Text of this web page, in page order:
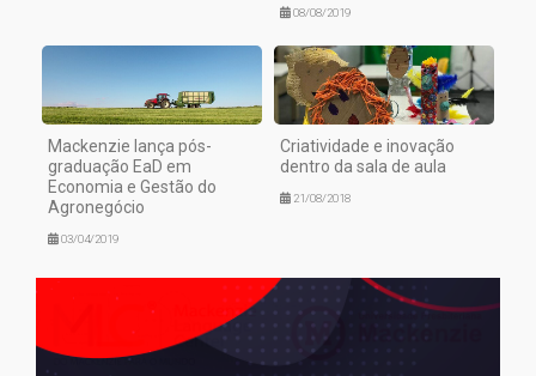
08/08/2019
Mackenzie lança pós-
graduação EaD em
Economia e Gestão do
Agronegócio
03/04/2019
Criatividade e inovação
dentro da sala de aula
21/08/2018